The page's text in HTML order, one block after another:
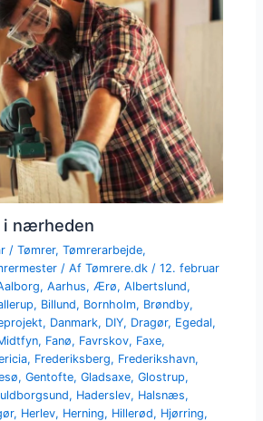
i nærheden
/Tømrer,Tømrerarbejde,
/ AfTømrere.dk /12. februar
,Aarhus, Ærø,Albertslund,
, Billund, Bornholm, Brøndby,
, Danmark, DIY, Dragør, Egedal,
, Fanø, Favrskov, Faxe,
, Frederiksberg, Frederikshavn,
,Gentofte,Gladsaxe,Glostrup,
, Haderslev, Halsnæs,
, Herlev, Herning, Hillerød, Hjørring,